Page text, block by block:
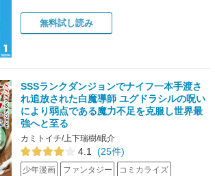
無料試し読み
SSSランクダンジョンでナイフ一本手渡さ
れ追放された白魔導師 ユグドラシルの呪い
により弱点である魔力不足を克服し世界最
強へと至る
カミトイチ/上下瑞樹/眠介
4.1 (25件)
少年漫画 ファンタジー コミカライズ